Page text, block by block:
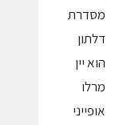
מסדרת
דלתון
הוא יין
מרלו
אופייני